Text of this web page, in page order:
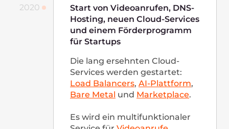
Im Jahr 2022 haben wir
erfolgreich den Ausbau der
Infrastruktur in Asien, Afrika,
West- und Osteuropa sowie
und neue Büros in Singapur,
den Philippinen und den USA
eröffnet. Für 2023 haben wir
weitere Expansionspläne.